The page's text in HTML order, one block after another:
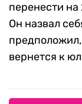
перенести
Он назвал
вернется к